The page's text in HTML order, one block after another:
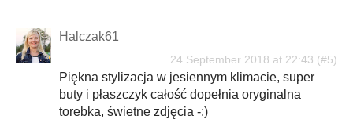
Halczak61
24 September 2018 at 22:43
Piękna stylizacja w jesiennym klimacie, super
buty i płaszczyk całość dopełnia oryginalna
torebka, świetne zdjęcia -:)